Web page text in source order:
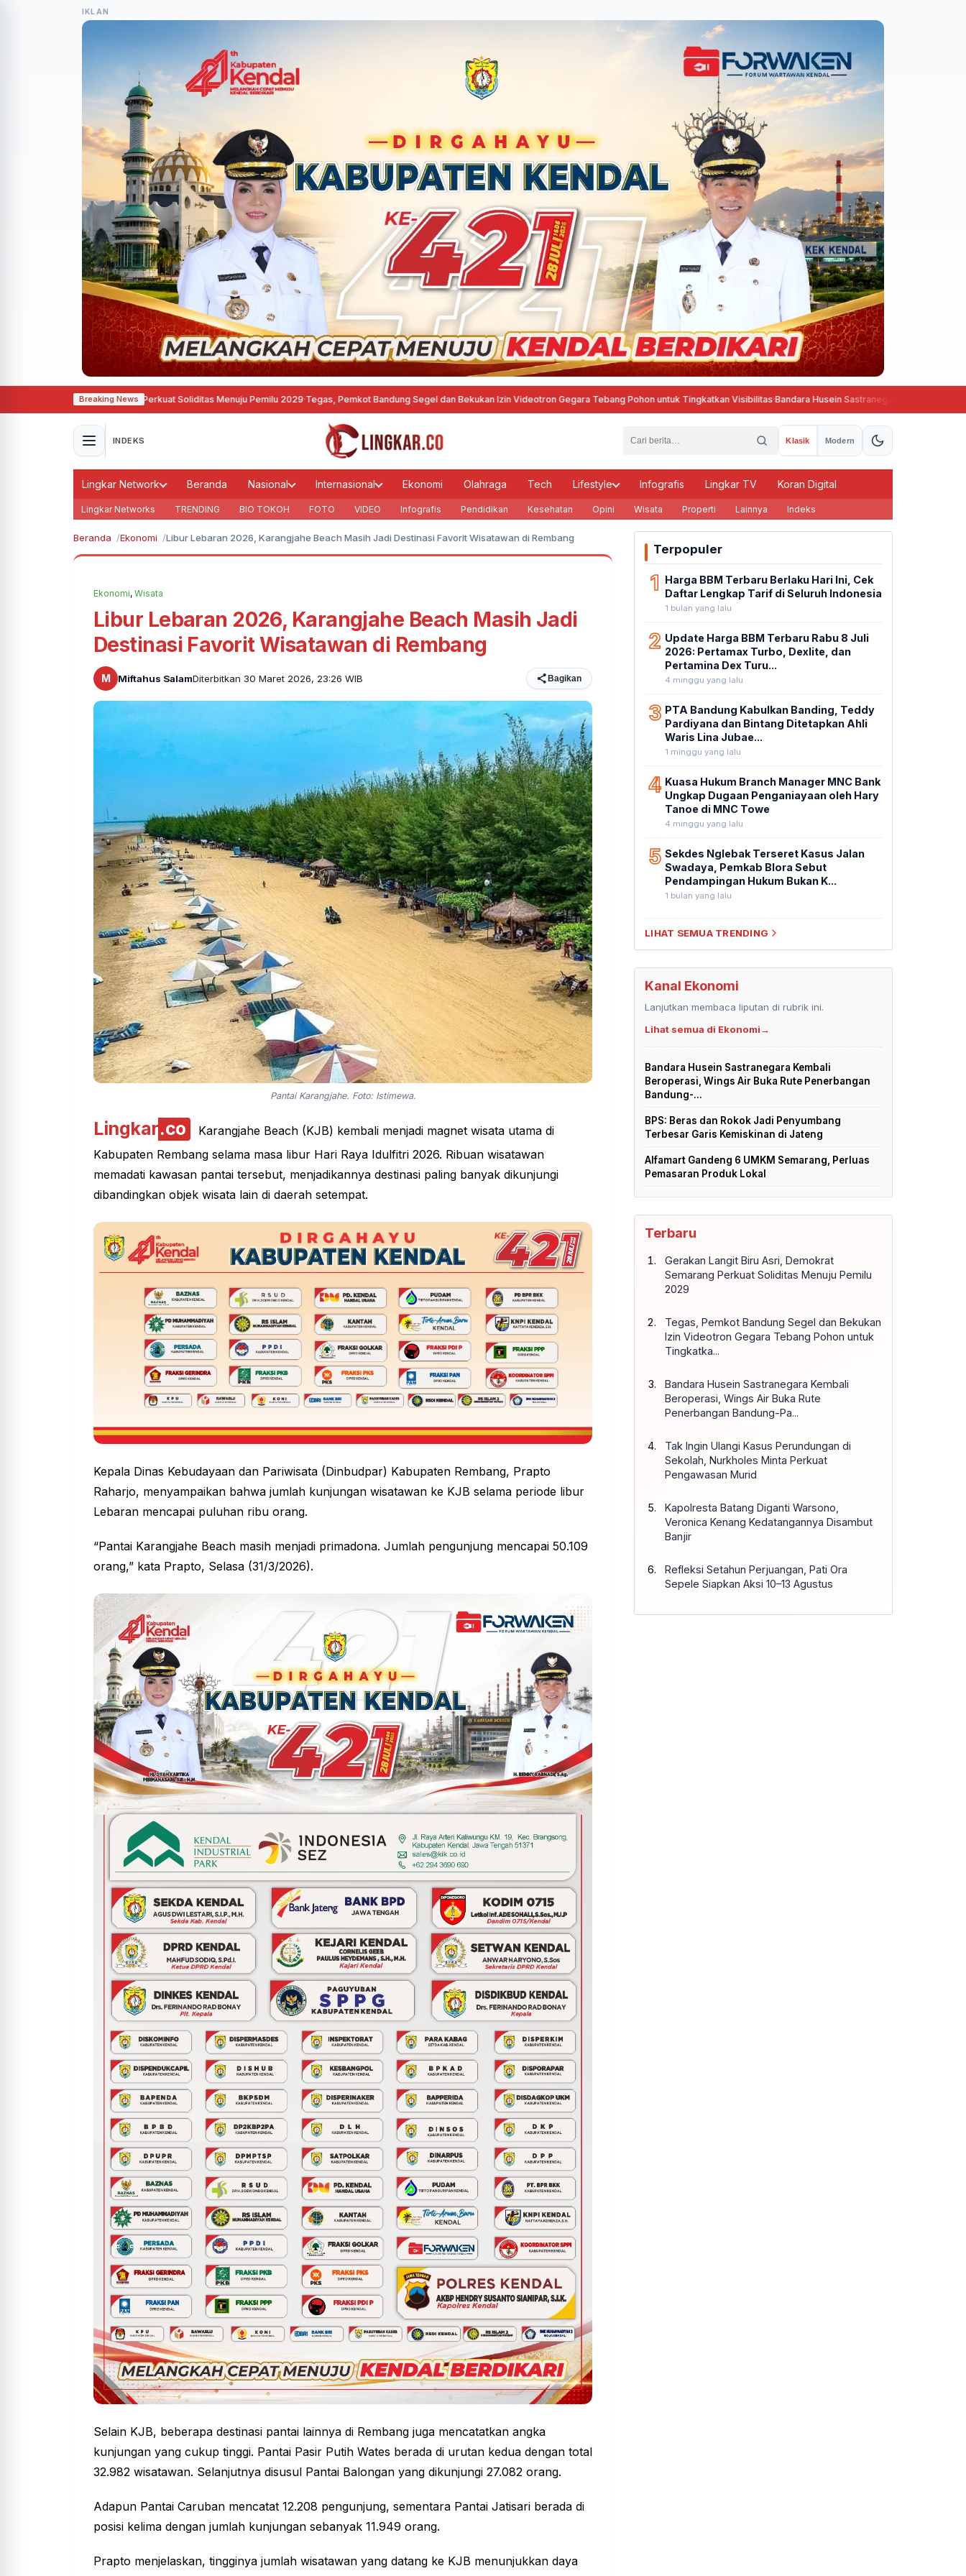
IKLAN
Breaking News
Semarang Perkuat Soliditas Menuju Pemilu 2029·Tegas, Pemkot Bandung Segel dan Bekukan Izin Videotron Gegara Tebang Pohon untuk Tingkatkan Visibilitas·Bandara Husein Sastranegara Kembali Beroperasi, Wings
INDEKS Klasik Modern
Lingkar Network Beranda Nasional Internasional Ekonomi Olahraga Tech Lifestyle Infografis Lingkar TV Koran Digital
Lingkar Networks TRENDING BIO TOKOH FOTO VIDEO Infografis Pendidikan Kesehatan Opini Wisata Properti Lainnya Indeks
Beranda Ekonomi Libur Lebaran 2026, Karangjahe Beach Masih Jadi Destinasi Favorit Wisatawan di Rembang
Ekonomi, Wisata
Libur Lebaran 2026, Karangjahe Beach Masih Jadi
Destinasi Favorit Wisatawan di Rembang
M Miftahus SalamDiterbitkan 30 Maret 2026, 23:26 WIB Bagikan
Pantai Karangjahe. Foto: Istimewa.
Lingkar.co
Karangjahe Beach (KJB) kembali menjadi magnet wisata utama di
Kabupaten Rembang selama masa libur Hari Raya Idulfitri 2026. Ribuan wisatawan
memadati kawasan pantai tersebut, menjadikannya destinasi paling banyak dikunjungi
dibandingkan objek wisata lain di daerah setempat.
Kepala Dinas Kebudayaan dan Pariwisata (Dinbudpar) Kabupaten Rembang, Prapto
Raharjo, menyampaikan bahwa jumlah kunjungan wisatawan ke KJB selama periode libur
Lebaran mencapai puluhan ribu orang.
“Pantai Karangjahe Beach masih menjadi primadona. Jumlah pengunjung mencapai 50.109
orang,” kata Prapto, Selasa (31/3/2026).
Selain KJB, beberapa destinasi pantai lainnya di Rembang juga mencatatkan angka
kunjungan yang cukup tinggi. Pantai Pasir Putih Wates berada di urutan kedua dengan total
32.982 wisatawan. Selanjutnya disusul Pantai Balongan yang dikunjungi 27.082 orang.
Adapun Pantai Caruban mencatat 12.208 pengunjung, sementara Pantai Jatisari berada di
posisi kelima dengan jumlah kunjungan sebanyak 11.949 orang.
Prapto menjelaskan, tingginya jumlah wisatawan yang datang ke KJB menunjukkan daya
Terpopuler
1 Harga BBM Terbaru Berlaku Hari Ini, Cek
Daftar Lengkap Tarif di Seluruh Indonesia
1 bulan yang lalu
2 Update Harga BBM Terbaru Rabu 8 Juli
2026: Pertamax Turbo, Dexlite, dan
Pertamina Dex Turu...
4 minggu yang lalu
3 PTA Bandung Kabulkan Banding, Teddy
Pardiyana dan Bintang Ditetapkan Ahli
Waris Lina Jubae...
1 minggu yang lalu
4 Kuasa Hukum Branch Manager MNC Bank
Ungkap Dugaan Penganiayaan oleh Hary
Tanoe di MNC Towe
4 minggu yang lalu
5 Sekdes Nglebak Terseret Kasus Jalan
Swadaya, Pemkab Blora Sebut
Pendampingan Hukum Bukan K...
1 bulan yang lalu
LIHAT SEMUA TRENDING
Kanal Ekonomi
Lanjutkan membaca liputan di rubrik ini.
Lihat semua di Ekonomi→
Bandara Husein Sastranegara Kembali
Beroperasi, Wings Air Buka Rute Penerbangan
Bandung-...
BPS: Beras dan Rokok Jadi Penyumbang
Terbesar Garis Kemiskinan di Jateng
Alfamart Gandeng 6 UMKM Semarang, Perluas
Pemasaran Produk Lokal
Terbaru
Gerakan Langit Biru Asri, Demokrat
Semarang Perkuat Soliditas Menuju Pemilu
2029
Tegas, Pemkot Bandung Segel dan Bekukan
Izin Videotron Gegara Tebang Pohon untuk
Tingkatka...
Bandara Husein Sastranegara Kembali
Beroperasi, Wings Air Buka Rute
Penerbangan Bandung-Pa...
Tak Ingin Ulangi Kasus Perundungan di
Sekolah, Nurkholes Minta Perkuat
Pengawasan Murid
Kapolresta Batang Diganti Warsono,
Veronica Kenang Kedatangannya Disambut
Banjir
Refleksi Setahun Perjuangan, Pati Ora
Sepele Siapkan Aksi 10–13 Agustus